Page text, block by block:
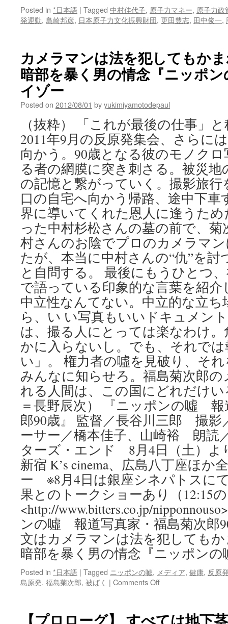
Posted in *日本語 | Tagged 中村佳代子, 原子力マネー, 原子力政
発運動, 島崎邦彦, 日本原子力文化振興財団, 更田豊志, 田中俊一,
カメラマンは法を犯してもか
暗部を暴く男の情念『ニッポ
イゾー
Posted on 2012/08/01 byyukimiyamotodepaul
（抜粋） 「これが最後の仕事」
2011年9月の反原発集会、さらに
向かう。90歳となる彼のモノク
る者の網膜に突き刺さる。被災
の記憶と繋がっていく。撮影旅
口の自宅へ向かう帰路、途中下
界に導いてくれた恩人に逢うため
った中村杉松さんの墓の前で、
村さんのお陰でプロのカメラマ
たが、本当に中村さんの“仇”を
と自問する。 最後にもうひとつ
で語っている印象的な言葉を紹
中立性なんてない。中立的な立
ら、い い写真もいいドキュメン
は、撮る人にとっては楽なわけ
かに入らないし。でも、それで
い」。 権力者の噓を見破り、そ
みんなに知らせろ。福島菊次郎
れる人間は、この国にどれだけ
＝長野辰次） 『ニッポンの噓 報
郎90歳』 監督／長谷川三郎 撮
ーサー／橋本佳子、山崎裕 朗
ターズ・エンド 8月4日（土）よ
新宿 K’s cinema、広島八丁座ほか
ー ※8月4日は銀座シネパトスに
果とのトークショーあり（12:15
<http://www.bitters.co.jp/
ンの噓 報道写真家・福島菊次郎
文はカメラマンは法を犯しても
暗部を暴く男の情念『ニッポンの
Posted in *日本語 | Tagged ニッポンの嘘, メディア, 健康, 反原
島原発, 福島菊次郎, 被ばく | Comments Offon
【プロローグ】 すべては地下